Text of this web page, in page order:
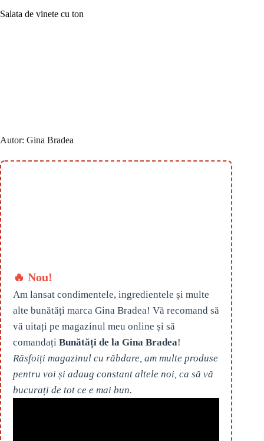
Salata de vinete cu ton
Autor: Gina Bradea
🔥 Nou!
Am lansat condimentele, ingredientele și multe
alte bunătăți marca Gina Bradea! Vă recomand să
vă uitați pe magazinul meu online și să
comandați Bunătăți de la Gina Bradea!
Răsfoiți magazinul cu răbdare, am multe produse
pentru voi și adaug constant altele noi, ca să vă
bucurați de tot ce e mai bun.